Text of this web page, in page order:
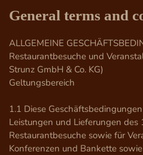
General terms and
ALLGEMEINE
Restaurantbesuche und
Strunz GmbH & Co. KG)
Geltungsbereich
1.1 Diese
Leistungen und Lieferungen des
Restaurantbesuche sowie für
Konferenzen und Bankette